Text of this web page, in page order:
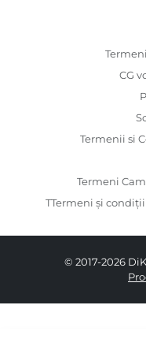
CG
Termenii si
Termeni
TTermeni și
© 2017-2026